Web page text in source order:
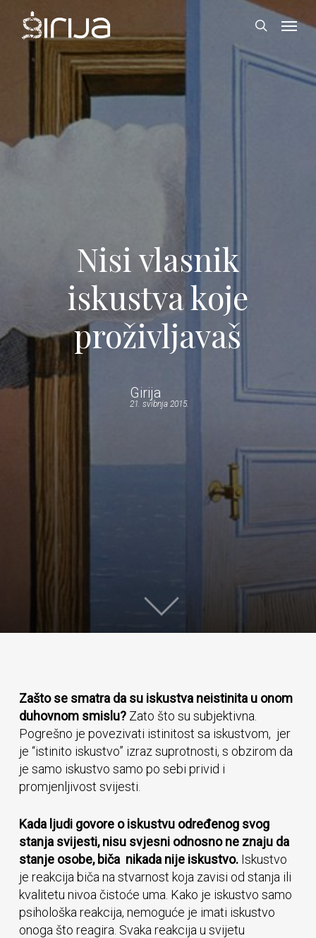
main
content
search
Menu
Nisi vlasnik
iskustva koje
proživljavaš
Girija
21. svibnja 2015.
Zašto se smatra da su iskustva neistinita u onom
duhovnom smislu? Zato što su subjektivna.
Pogrešno je povezivati istinitost sa iskustvom, jer
je “istinito iskustvo” izraz suprotnosti, s obzirom da
je samo iskustvo samo po sebi privid i
promjenljivost svijesti.
Kada ljudi govore o iskustvu određenog svog
stanja svijesti, nisu svjesni odnosno ne znaju da
stanje osobe, biča nikada nije iskustvo.Iskustvo
je reakcija biča na stvarnost koja zavisi od stanja ili
kvalitetu nivoa čistoće uma. Kako je iskustvo samo
psihološka reakcija, nemoguće je imati iskustvo
onoga što reagira. Svaka reakcija u svijetu